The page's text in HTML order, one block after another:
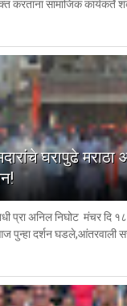
करताना सामाजिक कार्यकर्ते
घरापुढे मराठा
प्रा अनिल निघोट मंचर दि १८
पुन्हा दर्शन घडले,आंतरवाली